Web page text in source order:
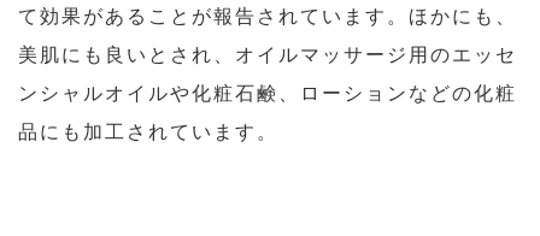
て効果があることが報告されています。ほかにも、
美肌にも良いとされ、オイルマッサージ用のエッセ
ンシャルオイルや化粧石鹸、ローションなどの化粧
品にも加工されています。